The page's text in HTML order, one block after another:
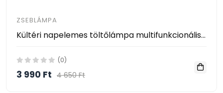
ZSEBLÁMPA
Kültéri napelemes töltőlámpa multifunkcionális keresőlámpa erős fényű zseblámpa COB LED HB-6678C
(0)
3 990 Ft 4 650 Ft